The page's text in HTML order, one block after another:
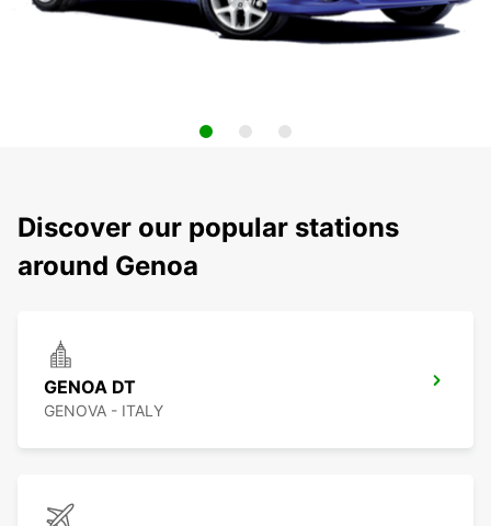
Discover our popular stations
around Genoa
GENOA DT
GENOVA - ITALY